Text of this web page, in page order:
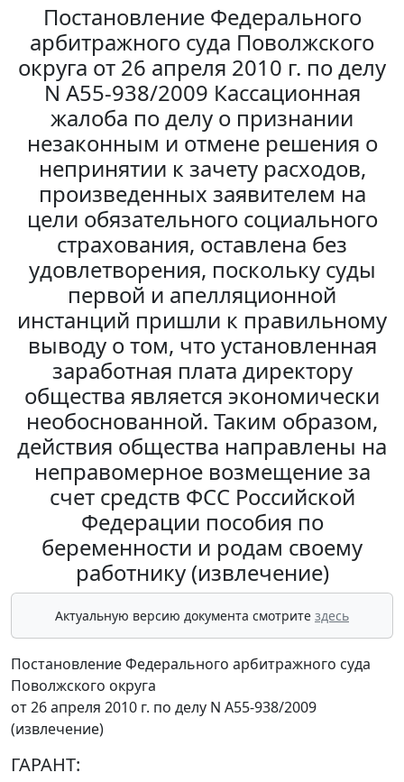
Постановление Федерального
арбитражного суда Поволжского
округа от 26 апреля 2010 г. по делу
N А55-938/2009 Кассационная
жалоба по делу о признании
незаконным и отмене решения о
непринятии к зачету расходов,
произведенных заявителем на
цели обязательного социального
страхования, оставлена без
удовлетворения, поскольку суды
первой и апелляционной
инстанций пришли к правильному
выводу о том, что установленная
заработная плата директору
общества является экономически
необоснованной. Таким образом,
действия общества направлены на
неправомерное возмещение за
счет средств ФСС Российской
Федерации пособия по
беременности и родам своему
работнику (извлечение)
Актуальную версию документа смотрите здесь
Постановление Федерального арбитражного суда
Поволжского округа
от 26 апреля 2010 г. по делу N А55-938/2009
(извлечение)
ГАРАНТ: